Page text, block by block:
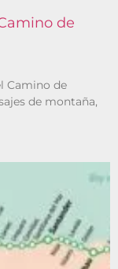
de
Camino de
de montaña,